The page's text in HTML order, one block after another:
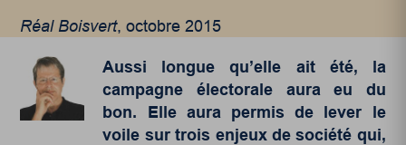
Réal Boisvert, octobre 2015
Aussi longue qu’elle ait été, la
campagne électorale aura eu du
bon. Elle aura permis de lever le
voile sur trois enjeux de société qui,